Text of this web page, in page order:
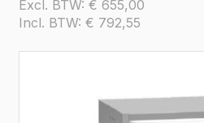
Excl. BTW: € 655,00
Incl. BTW: € 792,55